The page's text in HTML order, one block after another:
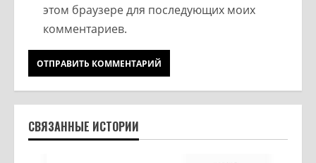
этом браузере для последующих моих
комментариев.
СВЯЗАННЫЕ ИСТОРИИ